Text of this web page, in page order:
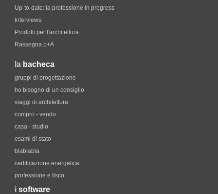
Up-to-date: la professione in progress
Interviews
Prodotti per l'architettura
Rassegna p+A
la bacheca
gruppi di progettazione
ho bisogno di un consiglio
viaggi di architettura
compro - vendo
casa - studio
esami di stato
blablabla
certificazione energetica
professione e fisco
i software